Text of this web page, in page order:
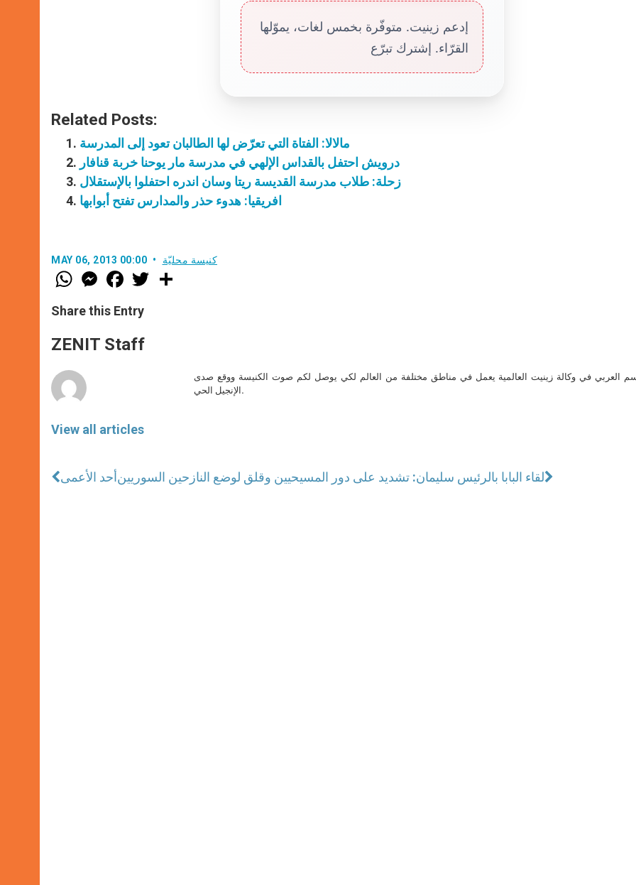
إدعم زينيت. متوفّرة بخمس لغات، يموّلها
القرّاء. إشترك تبرّع
Related Posts:
مالالا: الفتاة التي تعرّض لها الطالبان تعود إلى المدرسة
درويش احتفل بالقداس الإلهي في مدرسة مار يوحنا خربة قنافار
زحلة: طلاب مدرسة القديسة ريتا وسان اندره احتفلوا بالإستقلال
افريقيا: هدوء حذر والمدارس تفتح أبوابها
MAY 06, 2013 00:00 كنيسة محليّة
W
h
t
s
p
p
M
e
s
e
g
e
F
a
e
b
o
k
w
Share this Entry
ZENIT Staff
View all articles
العربي في وكالة زينيت العالمية يعمل في مناطق مختلفة من العالم لكي يوصل لكم صوت الكنيسة ووقع صدى
الإنجيل الحي.
أحد الأعمىلقاء البابا بالرئيس سليمان: تشديد على دور المسيحيين وقلق لوضع النازحين السوريين